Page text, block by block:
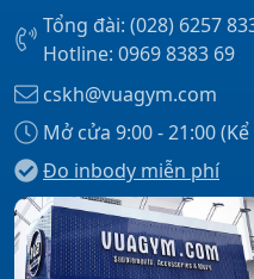
Tổng đài: (028) 6257
Hotline: 0969 8383 69
cskh@vuagym.com
Mở cửa 9:00 - 21:00 (Kể
Đo inbody miễn phí